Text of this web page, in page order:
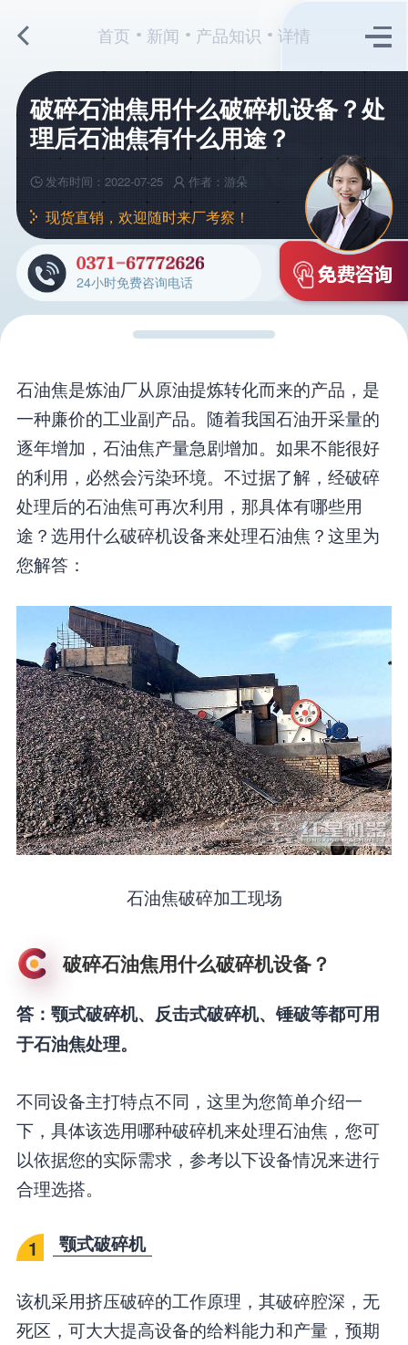
首页 新闻 产品知识 详情
破碎石油焦用什么破碎机设备？处
理后石油焦有什么用途？
发布时间：2022-07-25 作者：游朵
现货直销，欢迎随时来厂考察！
24小时免费咨询电话
石油焦是炼油厂从原油提炼转化而来的产品，是
一种廉价的工业副产品。随着我国石油开采量的
逐年增加，石油焦产量急剧增加。如果不能很好
的利用，必然会污染环境。不过据了解，经破碎
处理后的石油焦可再次利用，那具体有哪些用
途？选用什么破碎机设备来处理石油焦？这里为
您解答：
石油焦破碎加工现场
破碎石油焦用什么破碎机设备？
答：颚式破碎机、反击式破碎机、锤破等都可用
于石油焦处理。
不同设备主打特点不同，这里为您简单介绍一
下，具体该选用哪种破碎机来处理石油焦，您可
以依据您的实际需求，参考以下设备情况来进行
合理选搭。
1 颚式破碎机
该机采用挤压破碎的工作原理，其破碎腔深，无
死区，可大大提高设备的给料能力和产量，预期